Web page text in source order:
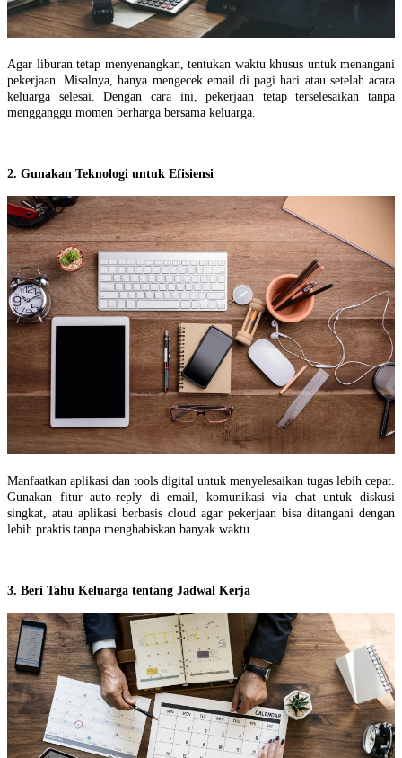
Agar liburan tetap menyenangkan, tentukan waktu khusus untuk menangani
pekerjaan. Misalnya, hanya mengecek email di pagi hari atau setelah acara
keluarga selesai. Dengan cara ini, pekerjaan tetap terselesaikan tanpa
mengganggu momen berharga bersama keluarga.
2. Gunakan Teknologi untuk Efisiensi
Manfaatkan aplikasi dan tools digital untuk menyelesaikan tugas lebih cepat.
Gunakan fitur auto-reply di email, komunikasi via chat untuk diskusi
singkat, atau aplikasi berbasis cloud agar pekerjaan bisa ditangani dengan
lebih praktis tanpa menghabiskan banyak waktu.
3. Beri Tahu Keluarga tentang Jadwal Kerja